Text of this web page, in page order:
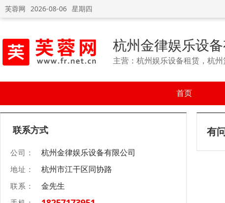
芙蓉网 2026-08-06 星期四
杭州金律娱乐设
主营：杭州娱乐设备租赁，杭
首页
联系方式
公司： 杭州金律娱乐设备有限公司
地址： 杭州市江干区同协路
联系： 金先生
有